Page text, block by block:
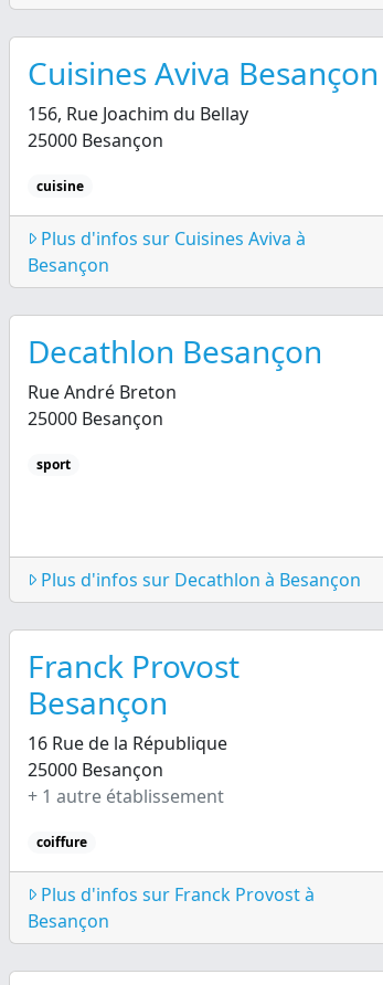
Cuisines Aviva Besançon
156, Rue Joachim du Bellay
25000 Besançon
cuisine
Plus d'infos sur Cuisines Aviva à
Besançon
Decathlon Besançon
Rue André Breton
25000 Besançon
sport
Plus d'infos sur Decathlon à Besançon
Franck Provost
Besançon
16 Rue de la République
25000 Besançon
+ 1 autre établissement
coiffure
Plus d'infos sur Franck Provost à
Besançon